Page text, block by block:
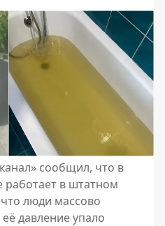
сообщил, что в
работает в штатном
люди массово
давление упало